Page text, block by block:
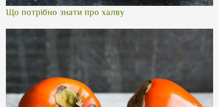
Що потрібно знати про халву